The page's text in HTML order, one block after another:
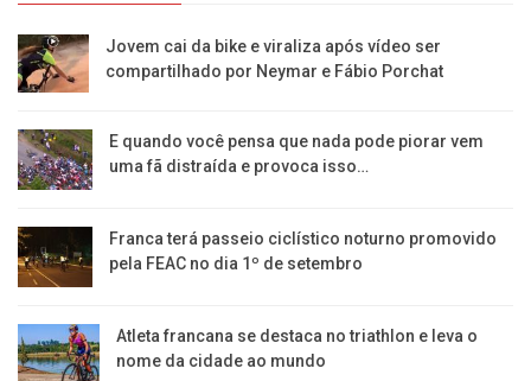
Jovem cai da bike e viraliza após vídeo ser
compartilhado por Neymar e Fábio Porchat
E quando você pensa que nada pode piorar vem
uma fã distraída e provoca isso…
Franca terá passeio ciclístico noturno promovido
pela FEAC no dia 1º de setembro
Atleta francana se destaca no triathlon e leva o
nome da cidade ao mundo